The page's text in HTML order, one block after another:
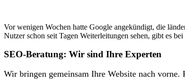
Vor wenigen Wochen hatte Google angekündigt, die
Nutzer schon seit Tagen Weiterleitungen sehen, gibt es
SEO-Beratung: Wir sind Ihre Experten
Wir bringen gemeinsam Ihre Website nach